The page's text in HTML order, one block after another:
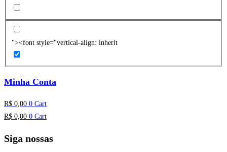
"><font style="vertical-align: inherit
Minha Conta
R$ 0,00 0 Cart
R$ 0,00 0 Cart
Siga nossas